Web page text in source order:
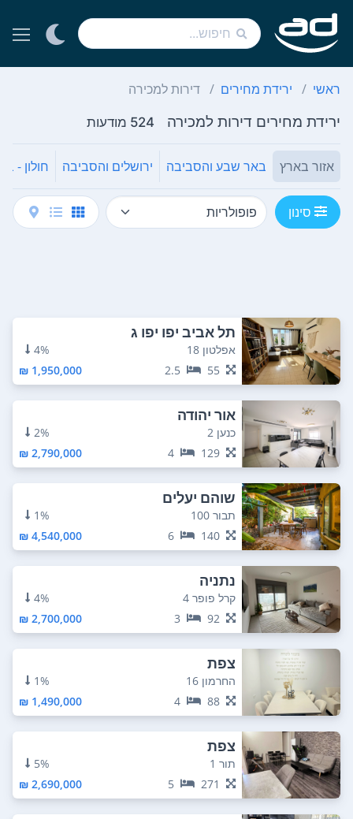
ראשי ירידת מחירים דירות למכירה
ירידת מחירים דירות למכירה 524 מודעות
אזור בארץ באר שבע והסביבה ירושלים והסביבה חולון -
סינון
תל אביב יפו יפו ג
אפלטון 18
4%
55
2.5
1,950,000 ₪
אור יהודה
כנען 2
2%
129
4
2,790,000 ₪
שוהם יעלים
תבור 100
1%
140
6
4,540,000 ₪
נתניה
קרל פופר 4
4%
92
3
2,700,000 ₪
צפת
החרמון 16
1%
88
4
1,490,000 ₪
צפת
תור 1
5%
271
5
2,690,000 ₪